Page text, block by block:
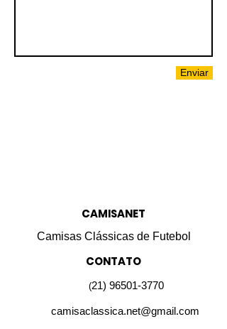
Enviar
CAMISANET
Camisas Clássicas de Futebol
CONTATO
(21) 96501-3770
camisaclassica.net@gmail.com